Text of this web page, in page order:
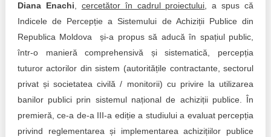
Diana Enachi cercetător în cadrul proiectului , a spus că
Indicele de Percepție a Sistemului de Achiziții Publice din
Republica Moldova și-a propus să aducă în spațiul public,
într-o manieră comprehensivă și sistematică, percepția
tuturor actorilor din sistem (autoritățile contractante, sectorul
privat și societatea civilă / monitorii) cu privire la utilizarea
banilor publici prin sistemul național de achiziții publice. În
premieră, ce-a de-a III-a ediție a studiului a evaluat percepția
privind reglementarea și implementarea achizițiilor publice